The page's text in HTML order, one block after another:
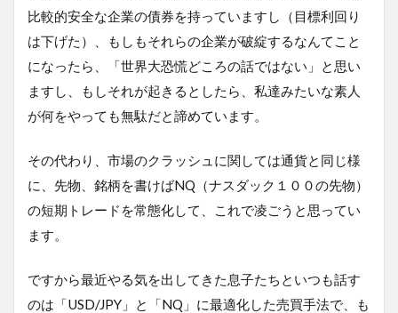
比較的安全な企業の債券を持っていますし（目標利回り
は下げた）、もしもそれらの企業が破綻するなんてこと
になったら、「世界大恐慌どころの話ではない」と思い
ますし、もしそれが起きるとしたら、私達みたいな素人
が何をやっても無駄だと諦めています。
その代わり、市場のクラッシュに関しては通貨と同じ様
に、先物、銘柄を書けばNQ（ナスダック１００の先物）
の短期トレードを常態化して、これで凌ごうと思ってい
ます。
ですから最近やる気を出してきた息子たちといつも話す
のは「USD/JPY」と「NQ」に最適化した売買手法で、も